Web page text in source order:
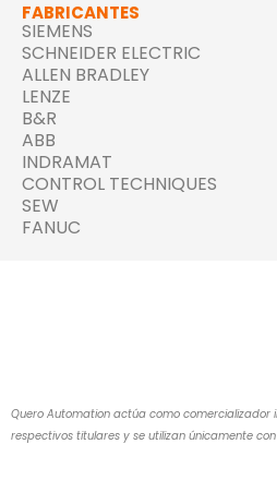
FABRICANTES
SIEMENS
SCHNEIDER ELECTRIC
ALLEN BRADLEY
LENZE
B&R
ABB
INDRAMAT
CONTROL TECHNIQUES
SEW
FANUC
Quero Automation actúa como comercializador
respectivos titulares y se utilizan únicamente